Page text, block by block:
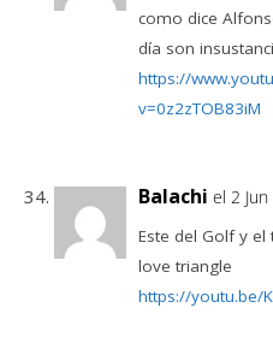
como dice
día son
https://
v=0z2zTOB83iM
Balachi el 2
Este del Golf y el
love triangle
https://youtu.be/